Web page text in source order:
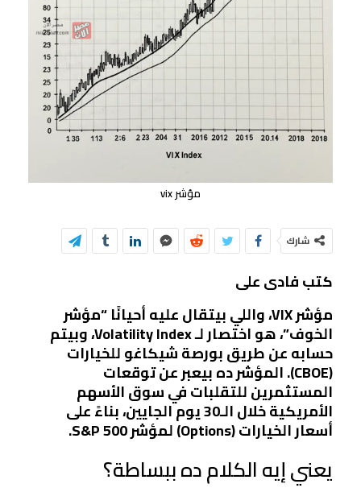
مؤشر vix
شارك
كتب فادى على
مؤشر VIX، واللي بيتقال عليه أحيانًا “مؤشر
الخوف”، هو اختصار لـVolatility Index، وبيتم
حسابه عن طريق بورصة شيكاغو للخيارات
(CBOE). المؤشر ده بيعبر عن توقعات
المستثمرين للتقلباتفي سوق الأسهم
الأمريكية خلال الـ30 يوم الجايين، بناءً على
أسعار الخيارات (Options) لمؤشر S&P 500.
يعني إيه الكلام ده ببساطة؟